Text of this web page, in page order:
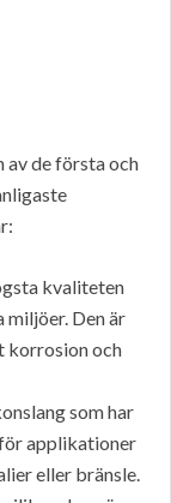
av de första och
kvaliteten
miljöer. Den är
korrosion och
som har
applikationer
eller bränsle.